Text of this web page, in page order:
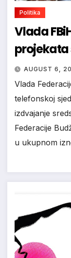
Politika
Vlada
projekata
AUGUST 6,
Vlada
telefonskoj
izdvajanje
Federacije
u ukupnom